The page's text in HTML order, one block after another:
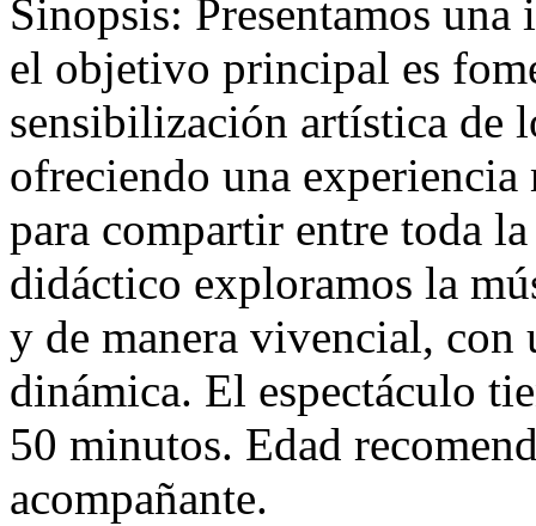
Sinopsis: Presentamos
el objetivo principal es
sensibilización artística de
ofreciendo una
para compartir entre toda
didáctico exploramos la
y de manera vivencial,
dinámica. El espectáculo
50 minutos. Edad
acompañante.